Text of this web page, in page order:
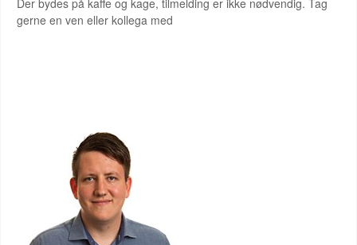
Der bydes på kaffe og kage, tilmelding er ikke nødvendig. Tag
gerne en ven eller kollega med